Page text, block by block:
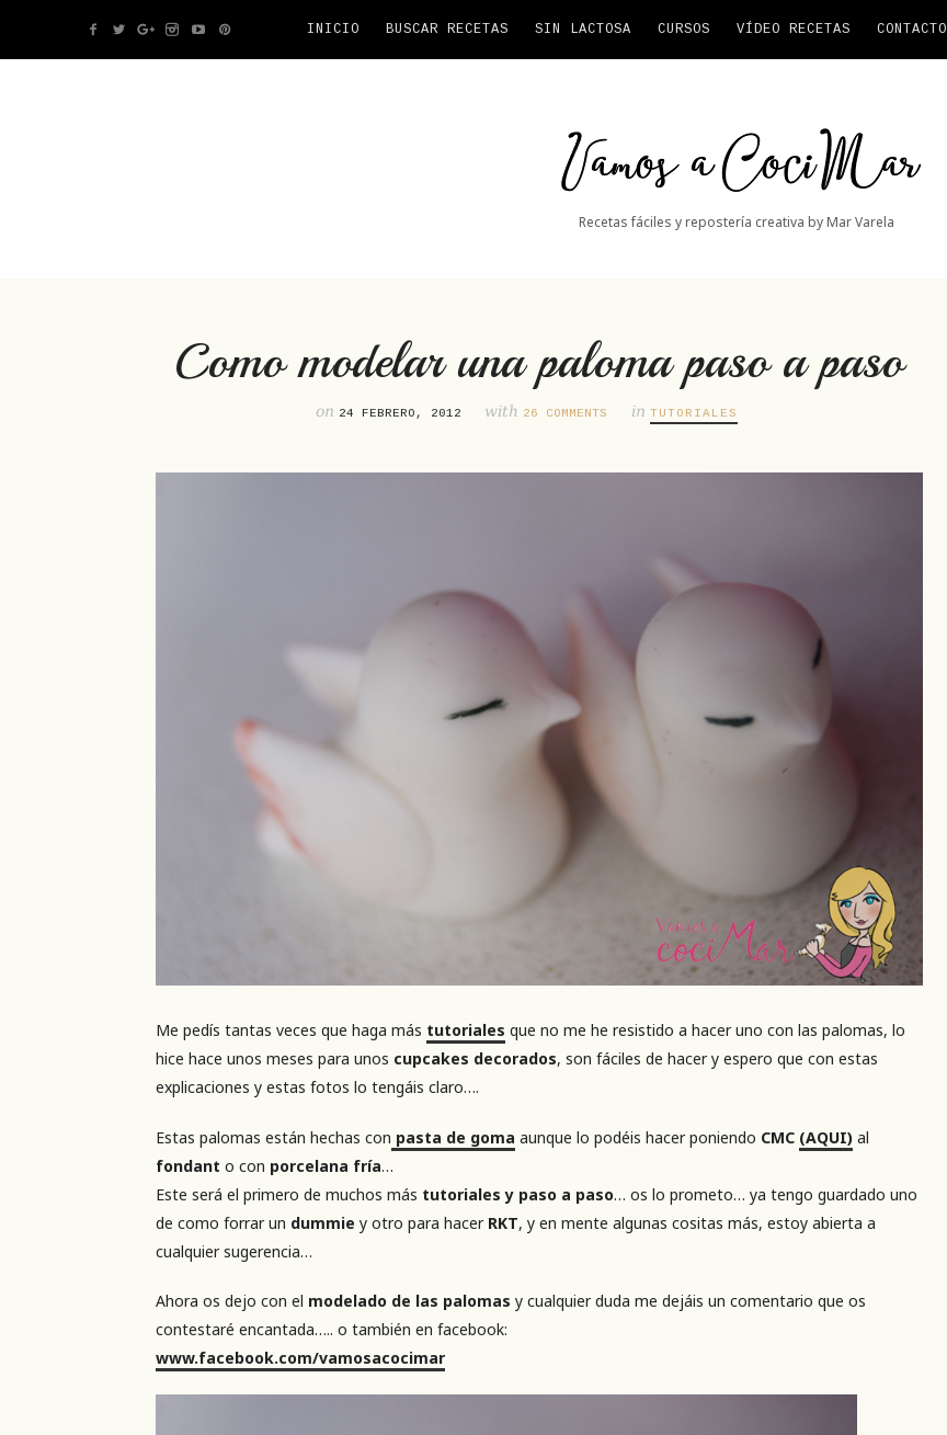
INICIO BUSCAR RECETAS SIN LACTOSA CURSOS VÍDEO RECETAS CONTACTO
Vamos
CociMar
Recetas fáciles y repostería creativa by Mar Varela
Como modelar una paloma paso a paso
on 24 FEBRERO, 2012 with 26 COMMENTS inTUTORIALES
Me pedís tantas veces que haga más tutoriales que no me he resistido a hacer uno con las palomas, lo
hice hace unos meses para unos cupcakes decorados, son fáciles de hacer y espero que con estas
explicaciones y estas fotos lo tengáis claro….
Estas palomas están hechas con pasta de goma aunque lo podéis hacer poniendo CMC (AQUI) al
fondant o con porcelana fría…
Este será el primero de muchos más tutoriales y paso a paso… os lo prometo… ya tengo guardado uno
de como forrar un dummie y otro para hacer RKT, y en mente algunas cositas más, estoy abierta a
cualquier sugerencia…
Ahora os dejo con el modelado de las palomas y cualquier duda me dejáis un comentario que os
contestaré encantada….. o también en facebook:
www.facebook.com/vamosacocimar